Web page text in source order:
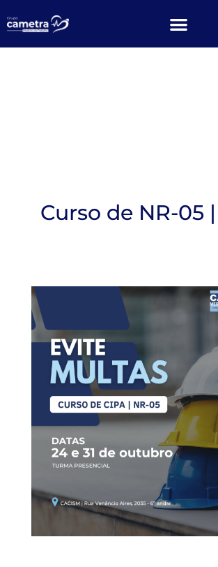
Curso de NR-05